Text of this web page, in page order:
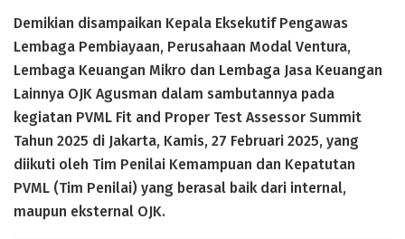
Demikian disampaikan Kepala Eksekutif Pengawas
Lembaga Pembiayaan, Perusahaan Modal Ventura,
Lembaga Keuangan Mikro dan Lembaga Jasa Keuangan
Lainnya OJK Agusman dalam sambutannya pada
kegiatan PVML Fit and Proper Test Assessor Summit
Tahun 2025 di Jakarta, Kamis, 27 Februari 2025, yang
diikuti oleh Tim Penilai Kemampuan dan Kepatutan
PVML (Tim Penilai) yang berasal baik dari internal,
maupun eksternal OJK.